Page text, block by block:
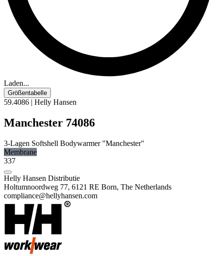
Laden...
Größentabelle
59.4086 | Helly Hansen
Manchester 74086
3-Lagen Softshell Bodywarmer "Manchester"
Membrane
337
Helly Hansen Distributie
Holtumnoordweg 77, 6121 RE Born, The Netherlands
compliance@hellyhansen.com